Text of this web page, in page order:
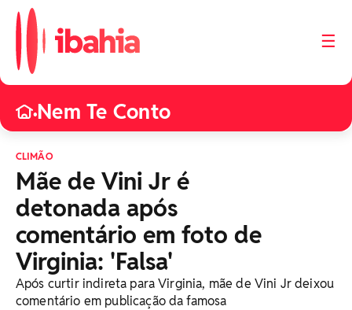
☰
•Nem Te Conto
CLIMÃO
Mãe de Vini Jr é
detonada após
comentário em foto de
Virginia: 'Falsa'
Após curtir indireta para Virginia, mãe de Vini Jr deixou
comentário em publicação da famosa